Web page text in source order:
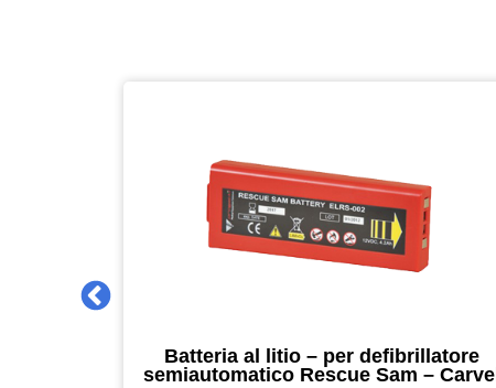
Batteria al litio – per defibrillatore
semiautomatico Rescue Sam – Carvel